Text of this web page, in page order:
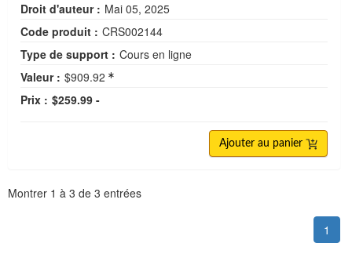
Droit d'auteur : Mai 05, 2025
Code produit : CRS002144
Type de support : Cours en ligne
Valeur : $909.92
Prix : $259.99 -
Ajouter au panier
Montrer 1 à 3 de 3 entrées
1